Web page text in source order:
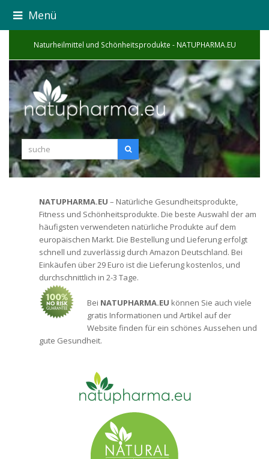
Menü
Naturheilmittel und Schönheitsprodukte - NATUPHARMA.EU
sucheSuche
NATUPHARMA.EU – Natürliche Gesundheitsprodukte,
Fitness und Schönheitsprodukte. Die beste Auswahl der am
häufigsten verwendeten natürliche Produkte auf dem
europäischen Markt. Die Bestellung und Lieferung erfolgt
schnell und zuverlässig durch Amazon Deutschland. Bei
Einkäufen über 29 Euro ist die Lieferung kostenlos, und
durchschnittlich in 2-3 Tage.
Bei NATUPHARMA.EU können Sie auch viele
gratis Informationen und Artikel auf der
Website finden für ein schönes Aussehen und
gute Gesundheit.